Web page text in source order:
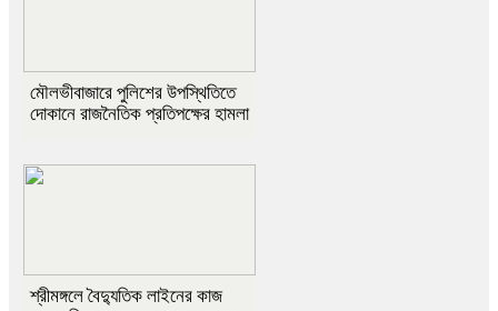
মৌলভীবাজারে পুলিশের উপস্থিতিতে
দোকানে রাজনৈতিক প্রতিপক্ষের হামলা
শ্রীমঙ্গলে বৈদ্যুতিক লাইনের কাজ